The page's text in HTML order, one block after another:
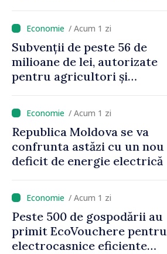
mari pentru bănci, tutun și
jocurile de noroc
/ Acum 1 zi
Subvenții de peste 56 de
milioane de lei, autorizate
pentru agricultori și
rurală în luna iulie
/ Acum 1 zi
Republica Moldova se va
confrunta astăzi cu un nou
deficit de energie electrică
/ Acum 1 zi
Peste 500 de gospodării au
primit EcoVouchere pentru
electrocasnice eficiente